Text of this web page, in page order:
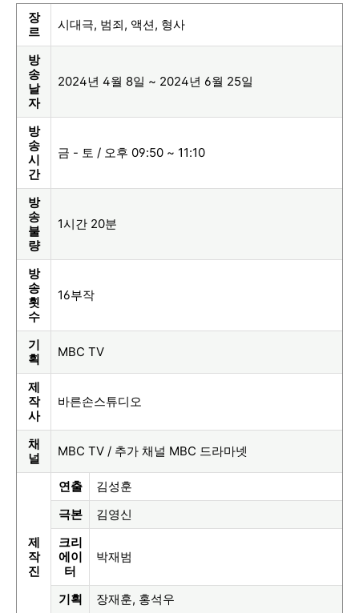
장
르
시대극, 범죄, 액션, 형사
방
송
날
자
2024년 4월 8일 ~ 2024년 6월 25일
방
송
시
간
금 - 토 / 오후 09:50 ~ 11:10
방
송
불
량
1시간 20분
방
송
횟
수
16부작
기
획
MBC TV
제
작
사
바른손스튜디오
채
널
MBC TV / 추가 채널 MBC 드라마넷
제
작
진
연출
김성훈
극본
김영신
크리
에이
터
박재범
기획
장재훈, 홍석우